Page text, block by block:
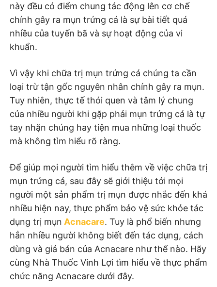
này đều có điểm chung tác động lên cơ chế
chính gây ra mụn trứng cá là sự bài tiết quá
nhiều của tuyến bã và sự hoạt động của vi
khuẩn.
Vì vậy khi chữa trị mụn trứng cá chúng ta cần
loại trừ tận gốc nguyên nhân chính gây ra mụn.
Tuy nhiên, thực tế thói quen và tâm lý chung
của nhiều người khi gặp phải mụn trứng cá là tự
tay nhặn chúng hay tiện mua những loại thuốc
mà không tìm hiểu rõ ràng.
Để giúp mọi người tìm hiểu thêm về việc chữa trị
mụn trứng cá, sau đây sẽ giới thiệu tới mọi
người một sản phẩm trị mụn được nhắc đến khá
nhiều hiện nay, thực phẩm bảo vệ sức khỏe tác
dụng trị mụn Acnacare. Tuy là phổ biến nhưng
hẳn nhiều người không biết đến tác dụng, cách
dùng và giá bán của Acnacare như thế nào. Hãy
cùng Nhà Thuốc Vinh Lợi tìm hiểu về thực phẩm
chức năng Acnacare dưới đây.